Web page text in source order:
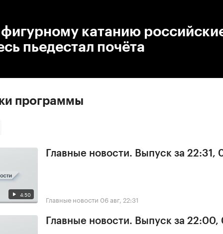
катанию
пьедестал почёта
программы
4:50
Главные новости. Выпуск за
Главные новости 06 авг, 22:31
Главные новости. Выпуск за